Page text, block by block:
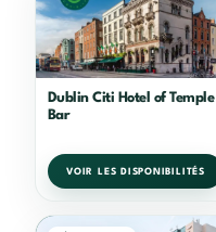
Dublin Citi Hotel of Temple
Bar
VOIR LES DISPONIBILITÉS